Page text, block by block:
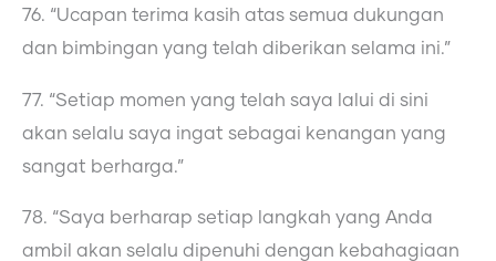
76. “Ucapan terima kasih atas semua dukungan
dan bimbingan yang telah diberikan selama ini.”
77. “Setiap momen yang telah saya lalui di sini
akan selalu saya ingat sebagai kenangan yang
sangat berharga.”
78. “Saya berharap setiap langkah yang Anda
ambil akan selalu dipenuhi dengan kebahagiaan